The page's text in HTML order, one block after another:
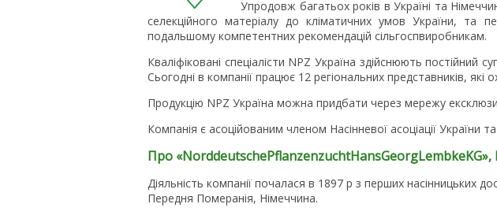
Упродовж багатьох років в Україні та
селекційного матеріалу до кліматичних умов України, та
подальшому компетентних рекомендацій сільгоспвиробникам.
Кваліфіковані спеціалісти NPZ Україна здійснюють постійний
Сьогодні в компанії працює 12 регіональних представників, які
Продукцію NPZ Україна можна придбати через мережу
Компанія є асоційованим членом Насінневої асоціації України
Про «NorddeutschePflanzenzuchtHansGeorgLembkeKG»,
Діяльність компанії почалася в 1897 р з перших
Передня Померанія, Німеччина.